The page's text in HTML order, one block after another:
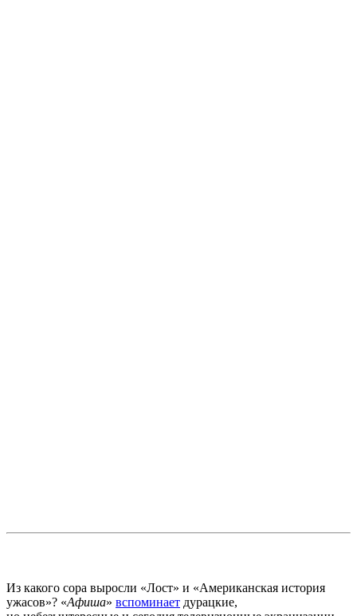
Из какого сора выросли «Лост» и «Американская история
ужасов»? «Афиша» вспоминает дурацкие,